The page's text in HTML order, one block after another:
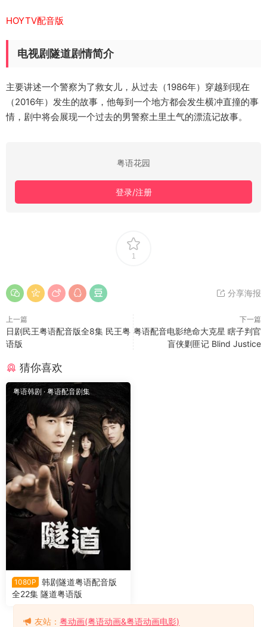
HOYTV配音版
电视剧隧道剧情简介
主要讲述一个警察为了救女儿，从过去（1986年）穿越到现在
（2016年）发生的故事，他每到一个地方都会发生横冲直撞的事
情，剧中将会展现一个过去的男警察土里土气的漂流记故事。
粤语花园
登录/注册
1
分享海报
上一篇
日剧民王粤语配音版全8集 民王粤
语版
下一篇
粤语配音电影绝命大克星 瞎子判官
盲侠剿匪记 Blind Justice
猜你喜欢
粤语韩剧 · 粤语配音剧集
1080P
韩剧隧道粤语配音版
全22集 隧道粤语版
友站：粤动画(粤语动画&粤语动画电影)